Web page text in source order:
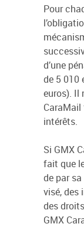
Pour
d’une
de 5 010
euros). Il
CaraMail
intérêts.
Si GMX
fait que
de par
visé,
des
GMX